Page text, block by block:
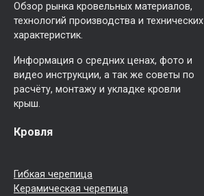
Обзор рынка кровельных материалов,
технологий производства и технических
характеристик.
Информация о средних ценах, фото и
видео инструкции, а так же советы по
расчёту, монтажу и укладке кровли
крыш.
Кровля
Гибкая черепица
Керамическая черепица